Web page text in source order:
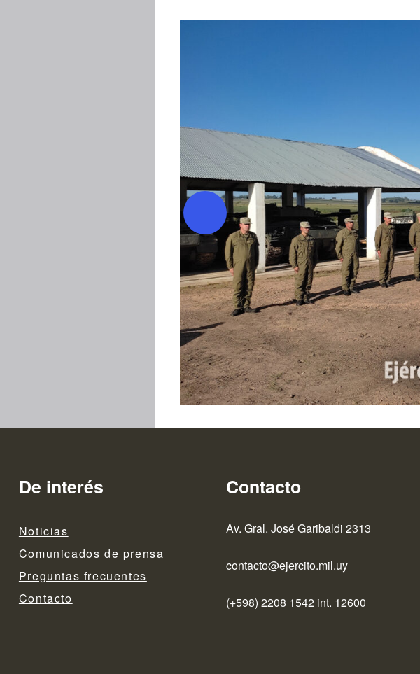
De interés
Noticias
Comunicados de prensa
Preguntas frecuentes
Contacto
Contacto
Av. Gral. José Garibaldi 2313
contacto@ejercito.mil.uy
(+598) 2208 1542 int. 12600